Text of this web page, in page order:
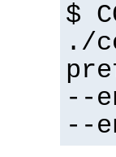
$
./
--
--